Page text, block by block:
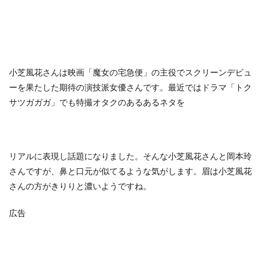
小芝風花さんは映画「魔女の宅急便」の主役でスクリーンデビュ
ーを果たした期待の演技派女優さんです。最近ではドラマ「トク
サツガガガ」でも特撮オタクのあるあるネタを
リアルに表現し話題になりました。そんな小芝風花さんと岡本玲
さんですが、鼻と口元が似てるような気がします。眉は小芝風花
さんの方がきりりと濃いようですね。
広告